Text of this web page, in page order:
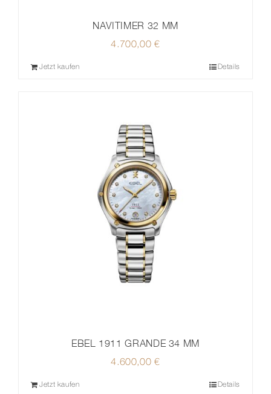
NAVITIMER 32 MM
4.700,00€
Jetzt kaufen Details
EBEL 1911 GRANDE 34 MM
4.600,00€
Jetzt kaufen Details